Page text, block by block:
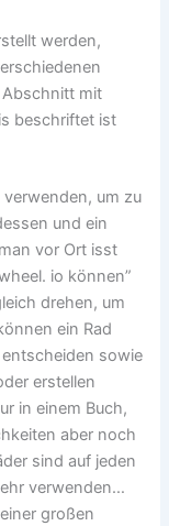
werden,
mit
beschriftet ist
um zu
und ein
vor Ort isst
io können”
drehen, um
ein Rad
sowie
erstellen
in einem Buch,
aber noch
sind auf jeden
verwenden…
großen